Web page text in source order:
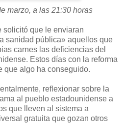
marzo, a las 21:30 horas
solicitó que le enviaran
sanidad pública» aquellos que
carnes las deficiencias del
Estos días con la reforma
que algo ha conseguido.
reflexionar sobre la
al pueblo estadounidense a
que lleven al sistema a
gratuita que gozan otros